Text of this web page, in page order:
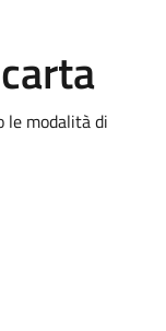
le modalità di